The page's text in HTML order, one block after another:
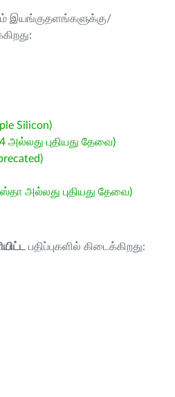
இயங்குதளங்களுக்கு/
Silicon)
அல்லது புதியது தேவை)
அல்லது புதியது தேவை)
பதிப்புகளில் கிடைக்கிறது: